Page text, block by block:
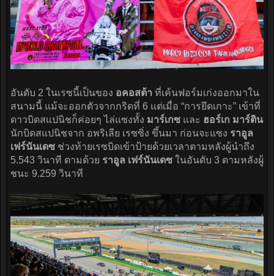
อันดับ 2 ในเรซนี้เป็นของ อคอสต้า ที่เค้นฟอร์มเก่งออกมาใน
สนามนี้ แม้จะออกตัวจากกริดที่ 6 แต่เมื่อ “การยึดเกาะ” เข้าที่
ดาวบิดสแปนิชก็ค่อยๆ ไล่แซงทั้ง มาร์เกซ และ ฮอร์เก มาร์ติน
นักบิดสแปนิชจาก อพริเลีย เรซซิ่ง ขึ้นมา ก่อนจะแซง ราอูล
เฟร์นันเดซ ช่วงท้ายเรซบิดเข้าป้ายด้วยเวลาตามหลังผู้นำถึง
5.543 วินาที ตามด้วย ราอูล เฟร์นันเดซ ในอันดับ 3 ตามหลังผู้
ชนะ 9.259 วินาที